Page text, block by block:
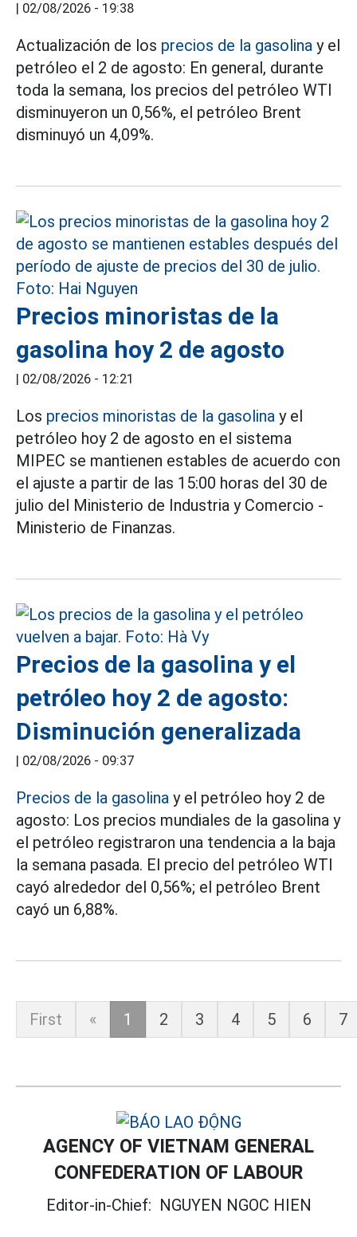
| 02/08/2026 - 19:38
Actualización de los precios de la gasolina y el
petróleo el 2 de agosto: En general, durante
toda la semana, los precios del petróleo WTI
disminuyeron un 0,56%, el petróleo Brent
disminuyó un 4,09%.
Precios minoristas de la
gasolina hoy 2 de agosto
| 02/08/2026 - 12:21
Los precios minoristas de la gasolina y el
petróleo hoy 2 de agosto en el sistema
MIPEC se mantienen estables de acuerdo con
el ajuste a partir de las 15:00 horas del 30 de
julio del Ministerio de Industria y Comercio -
Ministerio de Finanzas.
Precios de la gasolina y el
petróleo hoy 2 de agosto:
Disminución generalizada
| 02/08/2026 - 09:37
Precios de la gasolina y el petróleo hoy 2 de
agosto: Los precios mundiales de la gasolina y
el petróleo registraron una tendencia a la baja
la semana pasada. El precio del petróleo WTI
cayó alrededor del 0,56%; el petróleo Brent
cayó un 6,88%.
First « 1 2 3 4 5 6 7
AGENCY OF VIETNAM GENERAL
CONFEDERATION OF LABOUR
Editor-in-Chief: NGUYEN NGOC HIEN